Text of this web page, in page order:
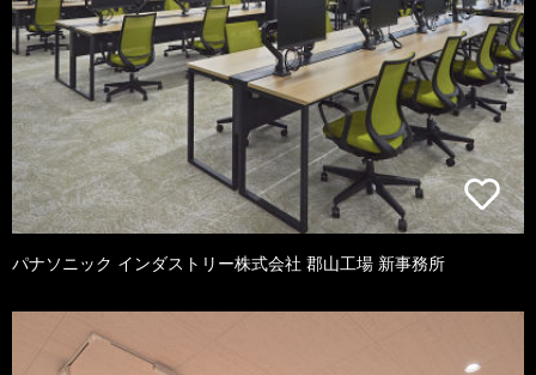
パナソニック インダストリー株式会社 郡山工場 新事務所